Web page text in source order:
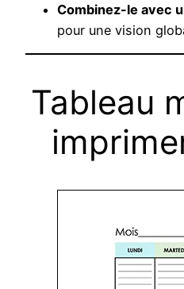
Combinez-le avec
pour une vision
Tableau